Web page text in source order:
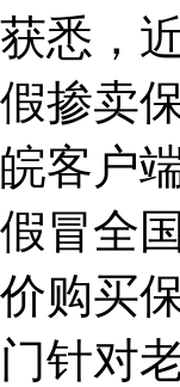
获悉，
假掺卖
皖客户
假冒全
价购买
门针对